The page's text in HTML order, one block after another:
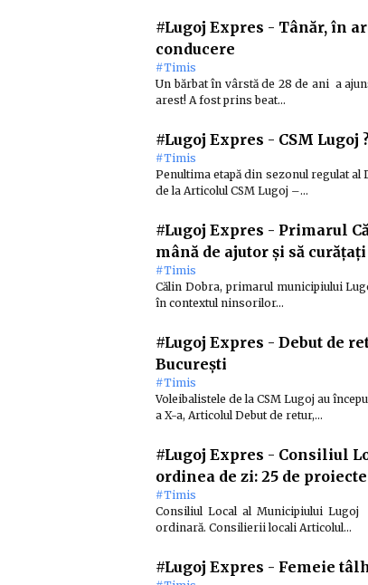
#Lugoj Expres - Tânăr, în
conducere
#Timis
Un bărbat în vârstă de 28 de ani a
arest! A fost prins beat…
#Lugoj Expres - CSM Lugoj
#Timis
Penultima etapă din sezonul regulat
de la Articolul CSM Lugoj –…
#Lugoj Expres - Primarul
mână de ajutor și să
#Timis
Călin Dobra, primarul municipiului
în contextul ninsorilor…
#Lugoj Expres - Debut de
București
#Timis
Voleibalistele de la CSM Lugoj au
a X-a, Articolul Debut de retur,…
#Lugoj Expres - Consiliul
ordinea de zi: 25 de
#Timis
Consiliul Local al Municipiului
ordinară. Consilierii locali Articolul…
#Lugoj Expres - Femeie